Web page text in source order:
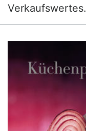
Verkaufswertes.